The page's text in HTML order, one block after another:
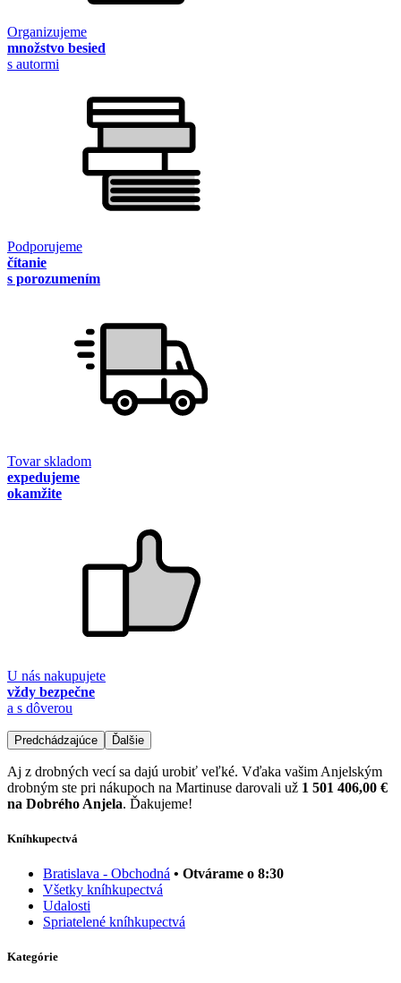
Organizujeme
množstvo besied
s autormi
Podporujeme
čítanie
s porozumením
Tovar skladom
expedujeme
okamžite
U nás nakupujete
vždy bezpečne
a s dôverou
Predchádzajúce Ďalšie
Aj z drobných vecí sa dajú urobiť veľké. Vďaka vašim Anjelským
drobným ste pri nákupoch na Martinuse darovali už 1 501 406,00 €
na Dobrého Anjela. Ďakujeme!
Kníhkupectvá
Bratislava - Obchodná • Otvárame o 8:30
Všetky kníhkupectvá
Udalosti
Spriatelené kníhkupectvá
Kategórie